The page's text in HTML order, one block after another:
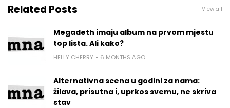
Related Posts View all
Megadeth imaju album na prvom mjestu
top lista. Ali kako?
HELLY CHERRY 6 MONTHS AGO
Alternativna scena u godini za nama:
žilava, prisutna i, uprkos svemu, ne skriva
stav